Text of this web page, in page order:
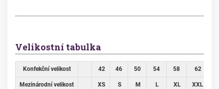
Velikostní tabulka
Konfekční velikost 42 46 50 54 58 62
Mezinárodní velikost XS S M L XL XXL